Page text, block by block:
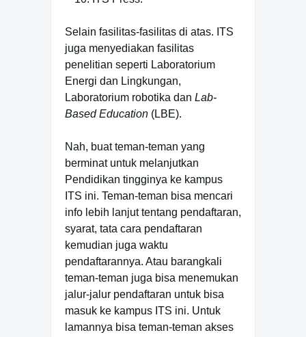
Selain fasilitas-fasilitas di atas. ITS
juga menyediakan fasilitas
penelitian seperti Laboratorium
Energi dan Lingkungan,
Laboratorium robotika dan Lab-
Based Education (LBE).
Nah, buat teman-teman yang
berminat untuk melanjutkan
Pendidikan tingginya ke kampus
ITS ini. Teman-teman bisa mencari
info lebih lanjut tentang pendaftaran,
syarat, tata cara pendaftaran
kemudian juga waktu
pendaftarannya. Atau barangkali
teman-teman juga bisa menemukan
jalur-jalur pendaftaran untuk bisa
masuk ke kampus ITS ini. Untuk
lamannya bisa teman-teman akses